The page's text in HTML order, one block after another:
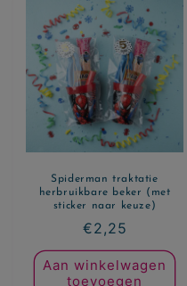
Spiderman traktatie
herbruikbare beker (met
sticker naar keuze)
Normale
prijs
€2,25
Aan winkelwagen
toevoegen